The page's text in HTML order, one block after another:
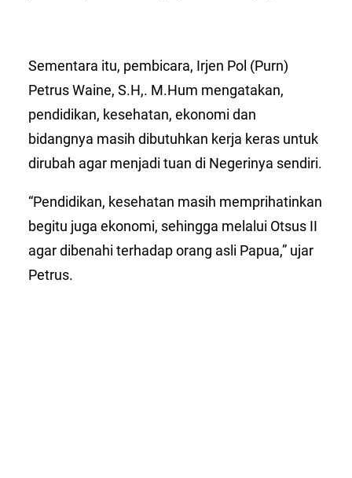
Sementara itu, pembicara, Irjen Pol (Purn)
Petrus Waine, S.H,. M.Hum mengatakan,
pendidikan, kesehatan, ekonomi dan
bidangnya masih dibutuhkan kerja keras untuk
dirubah agar menjadi tuan di Negerinya sendiri.
“Pendidikan, kesehatan masih memprihatinkan
begitu juga ekonomi, sehingga melalui Otsus II
agar dibenahi terhadap orang asli Papua,” ujar
Petrus.